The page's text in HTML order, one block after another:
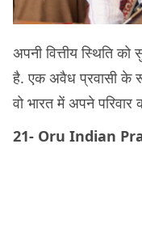
अपनी वित्तीय स्थिति
है. एक अवैध प्रवासी के
वो भारत में अपने
21- Oru Indian